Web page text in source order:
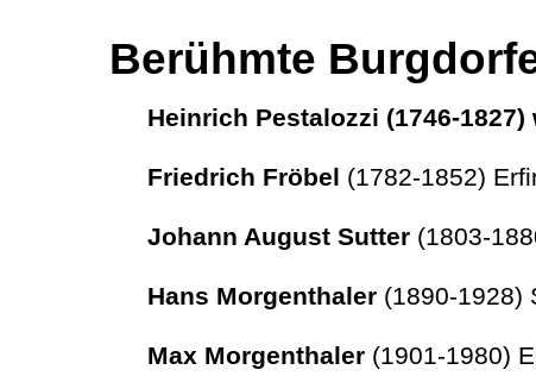
Berühmte
Heinrich Pestalozzi (1746-
Friedrich Fröbel (1782-1852)
Johann August Sutter (1803-
Hans Morgenthaler (1890-1928)
Max Morgenthaler (1901-1980)